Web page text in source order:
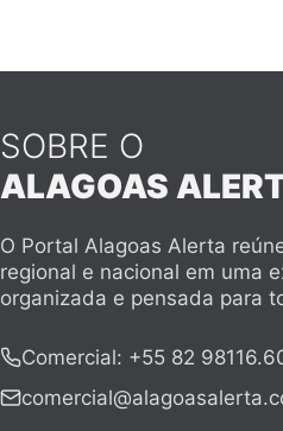
SOBRE O
ALAGOAS
O Portal Alagoas Alerta
regional e nacional em uma
organizada e pensada para
Comercial: +55 82